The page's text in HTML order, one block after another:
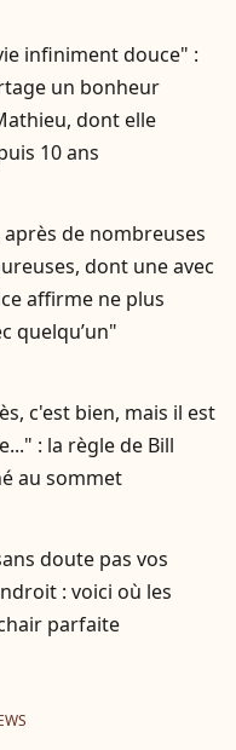
infiniment douce" :
un bonheur
dont elle
10 ans
de nombreuses
dont une avec
affirme ne plus
quelqu’un"
c'est bien, mais il est
: la règle de Bill
au sommet
doute pas vos
: voici où les
parfaite